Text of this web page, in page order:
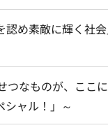
認め素敵に輝く社
なものが、ここ
シャル！」～